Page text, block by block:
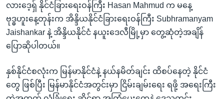
ရန်လားဒေ့ရှ် နိုင်ငံခြားရေးဝန်ကြီး Hasan Mahmud က မနေ့
ဗုဒ္ဓဟူးနေ့တုန်းက အိန္ဒိယနိုင်ငံခြားရေးဝန်ကြီး Subhramanyam
Jaishankar နဲ့ အိန္ဒိယနိုင်ငံ နယူးဒေလီမြို့မှာ တွေ့ဆုံတဲ့အချိန်
ပြောဆိုပါတယ်။
နှစ်နိုင်ငံစလုံးက မြန်မာနိုင်ငံနဲ့ နယ်နမိတ်ချင်း ထိစပ်နေတဲ့ နိုင်ငံ
တွေ ဖြစ်ပြီး မြန်မာနိုင်ငံအတွင်းမှာ ငြိမ်းချမ်းရေး ရဖို့ အရေးကြီး